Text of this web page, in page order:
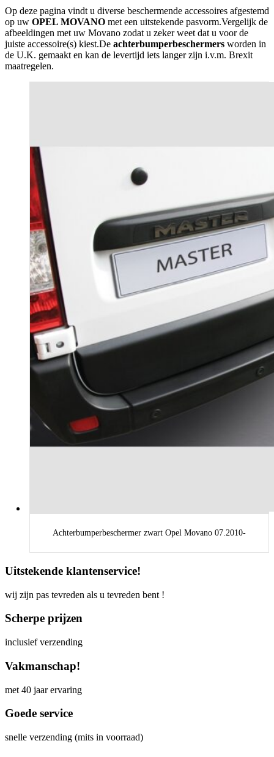
Op deze pagina vindt u diverse beschermende accessoires afgestemd
op uw OPEL MOVANO met een uitstekende pasvorm.Vergelijk de
afbeeldingen met uw Movano zodat u zeker weet dat u voor de
juiste accessoire(s) kiest.De achterbumperbeschermers worden in
de U.K. gemaakt en kan de levertijd iets langer zijn i.v.m. Brexit
maatregelen.
Achterbumperbeschermer zwart Opel Movano 07.2010-
Uitstekende klantenservice!
wij zijn pas tevreden als u tevreden bent !
Scherpe prijzen
inclusief verzending
Vakmanschap!
met 40 jaar ervaring
Goede service
snelle verzending (mits in voorraad)